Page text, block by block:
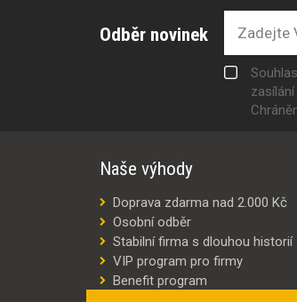
Odběr novinek
Naše výhody
Doprava zdarma nad 2.000 Kč
Osobní odběr
Stabilní firma s dlouhou historií
VIP program pro firmy
Benefit program